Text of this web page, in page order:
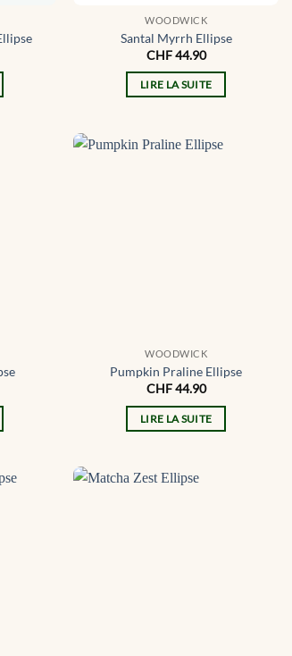
WOODWICK
Santal Myrrh Ellipse
CHF44.90
LIRE LA SUITE
WOODWICK
Pumpkin Praline Ellipse
CHF44.90
LIRE LA SUITE